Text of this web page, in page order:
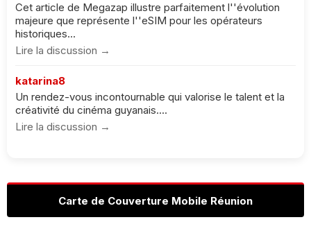
Cet article de Megazap illustre parfaitement l''évolution
majeure que représente l''eSIM pour les opérateurs
historiques...
Lire la discussion →
katarina8
Un rendez-vous incontournable qui valorise le talent et la
créativité du cinéma guyanais....
Lire la discussion →
Carte de Couverture Mobile Réunion